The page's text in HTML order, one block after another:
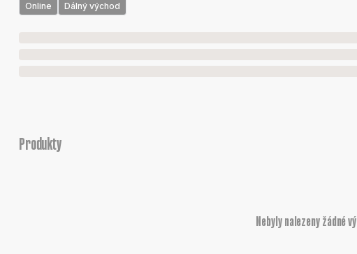
Online Dálný východ
Produkty
Nebyly nalezeny žádné